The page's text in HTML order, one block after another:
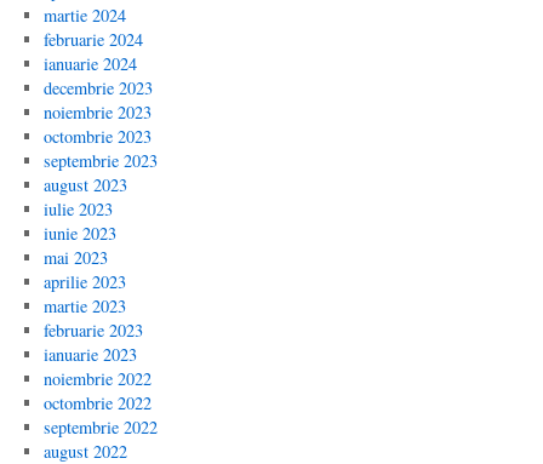
martie 2024
februarie 2024
ianuarie 2024
decembrie 2023
noiembrie 2023
octombrie 2023
septembrie 2023
august 2023
iulie 2023
iunie 2023
mai 2023
aprilie 2023
martie 2023
februarie 2023
ianuarie 2023
noiembrie 2022
octombrie 2022
septembrie 2022
august 2022